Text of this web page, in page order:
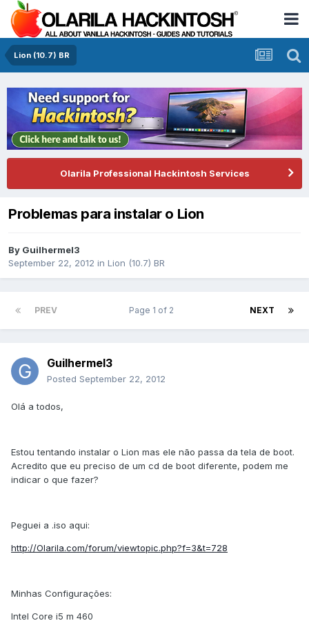
Lion (10.7) BR
Olarila Professional Hackintosh Services
Problemas para instalar o Lion
By Guilhermel3
September 22, 2012 in Lion (10.7) BR
PREV NEXT
Page 1 of 2
Guilhermel3
Posted September 22, 2012
Olá a todos,
Estou tentando instalar o Lion mas ele não passa da tela de boot.
Acredito que eu preciso de um cd de boot diferente, podem me
indicar o que fazer?
Peguei a .iso aqui:
http://Olarila.com/forum/viewtopic.php?f=3&t=728
Minhas Configurações:
Intel Core i5 m 460